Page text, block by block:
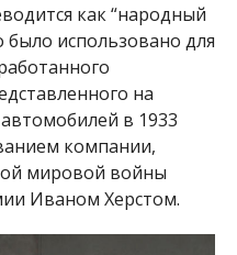
как “народный
использовано для
на
в 1933
компании,
мировой войны
Иваном Херстом.